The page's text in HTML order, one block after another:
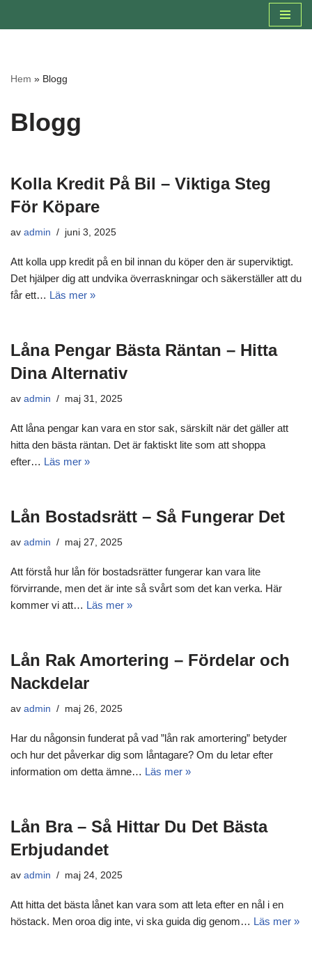
Hem » Blogg
Blogg
Kolla Kredit På Bil – Viktiga Steg
För Köpare
av admin juni 3, 2025
Att kolla upp kredit på en bil innan du köper den är superviktigt.
Det hjälper dig att undvika överraskningar och säkerställer att du
får ett… Läs mer »
Låna Pengar Bästa Räntan – Hitta
Dina Alternativ
av admin maj 31, 2025
Att låna pengar kan vara en stor sak, särskilt när det gäller att
hitta den bästa räntan. Det är faktiskt lite som att shoppa
efter… Läs mer »
Lån Bostadsrätt – Så Fungerar Det
av admin maj 27, 2025
Att förstå hur lån för bostadsrätter fungerar kan vara lite
förvirrande, men det är inte så svårt som det kan verka. Här
kommer vi att… Läs mer »
Lån Rak Amortering – Fördelar och
Nackdelar
av admin maj 26, 2025
Har du någonsin funderat på vad ”lån rak amortering” betyder
och hur det påverkar dig som låntagare? Om du letar efter
information om detta ämne… Läs mer »
Lån Bra – Så Hittar Du Det Bästa
Erbjudandet
av admin maj 24, 2025
Att hitta det bästa lånet kan vara som att leta efter en nål i en
höstack. Men oroa dig inte, vi ska guida dig genom… Läs mer »